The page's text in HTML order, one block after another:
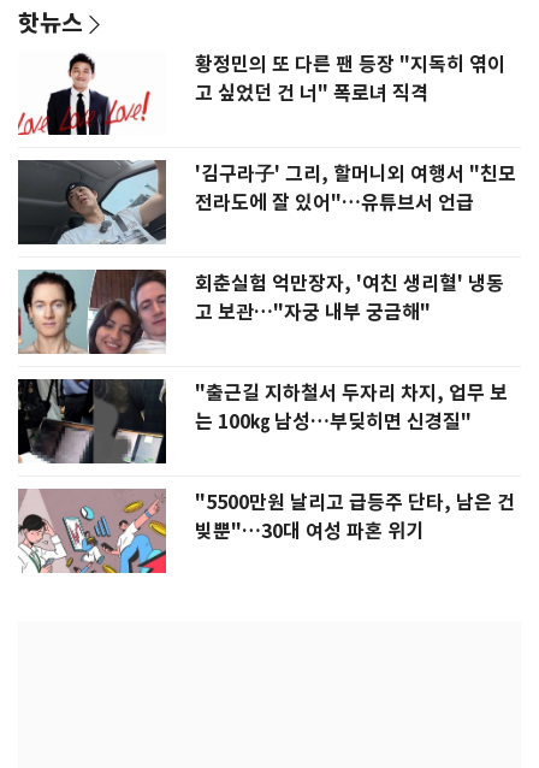
핫뉴스
황정민의 또 다른 팬 등장 "지독히 엮이
고 싶었던 건 너" 폭로녀 직격
'김구라子' 그리, 할머니외 여행서 "친모
전라도에 잘 있어"…유튜브서 언급
회춘실험 억만장자, '여친 생리혈' 냉동
고 보관…"자궁 내부 궁금해"
"출근길 지하철서 두자리 차지, 업무 보
는 100㎏ 남성…부딪히면 신경질"
"5500만원 날리고 급등주 단타, 남은 건
빚뿐"…30대 여성 파혼 위기